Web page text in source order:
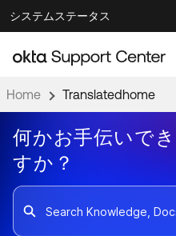
ナ
ビ
ゲ
シ
ョ
ン
へ
ス
キ
プ
メ
イ
ン
ン
テ
ン
ツ
へ
ス
ッ
システムステータス
ナレッジ記事
サポート動画 ↗
ドキュメント
製品ドキュメント ↗
開発者用ドキュメント ↗
Home Translatedhome
何かお手伝いで
すか？
Search